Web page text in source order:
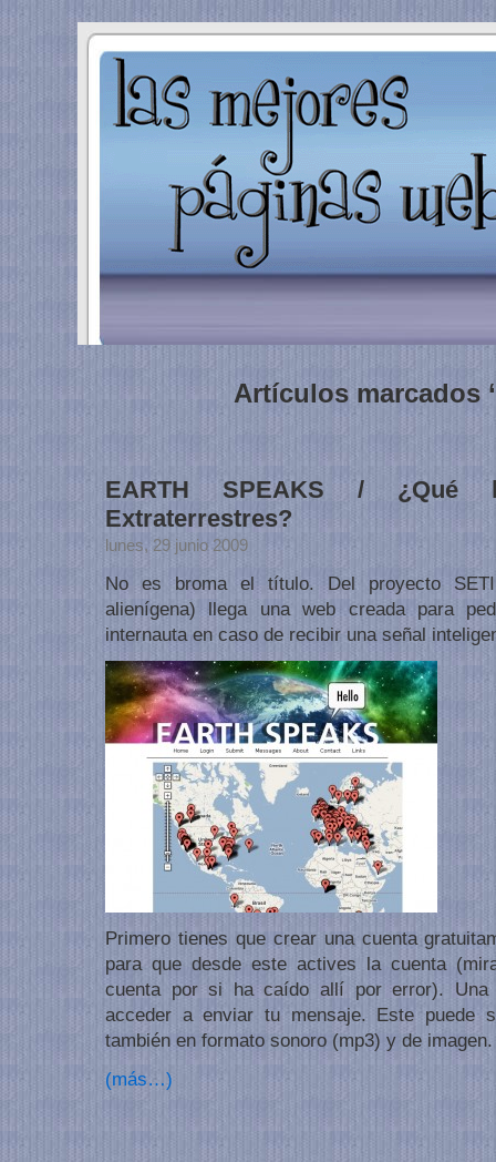
Artículos marcados
EARTH SPEAKS /
Extraterrestres?
lunes, 29 junio 2009
No es broma el título. Del proyecto SETI
alienígena) llega una web creada para
internauta en caso de recibir una señal
Primero tienes que crear una cuenta
para que desde este actives la cuenta
cuenta por si ha caído allí por error). Una
acceder a enviar tu mensaje. Este puede
también en formato sonoro (mp3) y de imagen.
(más…)